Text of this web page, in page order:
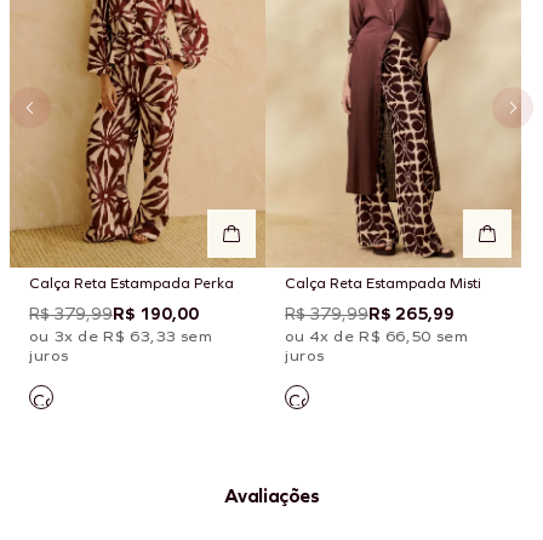
Calça Reta Estampada Perka
R$ 379,99R$ 190,00
ou 3x de R$ 63,33 sem
juros
Calça Reta Estampada Misti
R$ 379,99R$ 265,99
ou 4x de R$ 66,50 sem
juros
Avaliações